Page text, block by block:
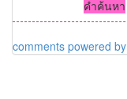
คำค้นหา
comments powered by